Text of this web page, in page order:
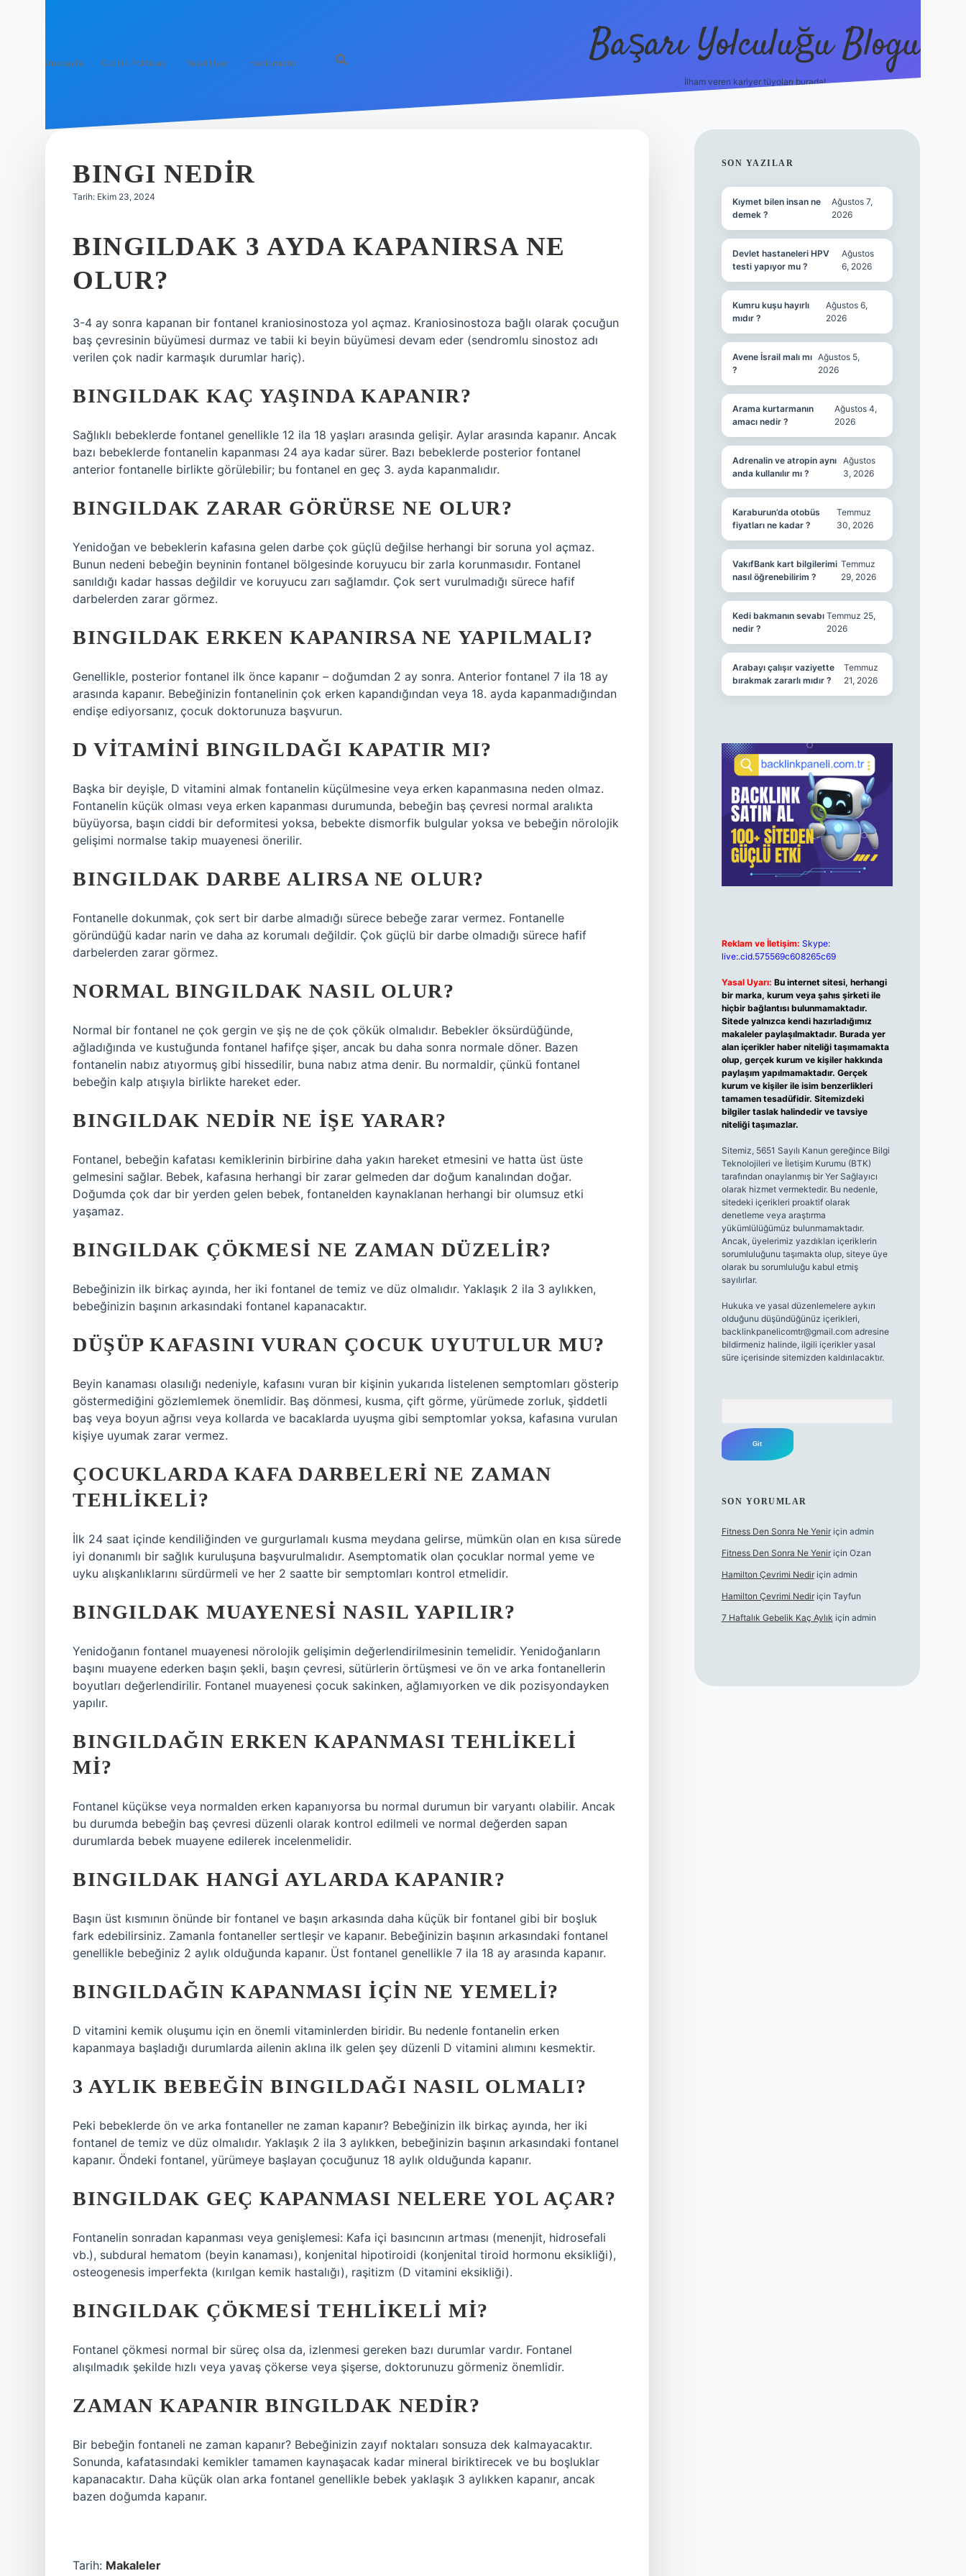
Anasayfa Gizlilik Politikası Yasal Uyarı Hakkımızda Başarı Yolculuğu Blogu
İlham veren kariyer tüyoları burada!
BINGI NEDIR
Tarih: Ekim 23, 2024
BINGILDAK 3 AYDA KAPANIRSA NE
OLUR?
3-4 ay sonra kapanan bir fontanel kraniosinostoza yol açmaz. Kraniosinostoza bağlı olarak çocuğun
baş çevresinin büyümesi durmaz ve tabii ki beyin büyümesi devam eder (sendromlu sinostoz adı
verilen çok nadir karmaşık durumlar hariç).
BINGILDAK KAÇ YAŞINDA KAPANIR?
Sağlıklı bebeklerde fontanel genellikle 12 ila 18 yaşları arasında gelişir. Aylar arasında kapanır. Ancak
bazı bebeklerde fontanelin kapanması 24 aya kadar sürer. Bazı bebeklerde posterior fontanel
anterior fontanelle birlikte görülebilir; bu fontanel en geç 3. ayda kapanmalıdır.
BINGILDAK ZARAR GÖRÜRSE NE OLUR?
Yenidoğan ve bebeklerin kafasına gelen darbe çok güçlü değilse herhangi bir soruna yol açmaz.
Bunun nedeni bebeğin beyninin fontanel bölgesinde koruyucu bir zarla korunmasıdır. Fontanel
sanıldığı kadar hassas değildir ve koruyucu zarı sağlamdır. Çok sert vurulmadığı sürece hafif
darbelerden zarar görmez.
BINGILDAK ERKEN KAPANIRSA NE YAPILMALI?
Genellikle, posterior fontanel ilk önce kapanır – doğumdan 2 ay sonra. Anterior fontanel 7 ila 18 ay
arasında kapanır. Bebeğinizin fontanelinin çok erken kapandığından veya 18. ayda kapanmadığından
endişe ediyorsanız, çocuk doktorunuza başvurun.
D VITAMINI BINGILDAĞI KAPATIR MI?
Başka bir deyişle, D vitamini almak fontanelin küçülmesine veya erken kapanmasına neden olmaz.
Fontanelin küçük olması veya erken kapanması durumunda, bebeğin baş çevresi normal aralıkta
büyüyorsa, başın ciddi bir deformitesi yoksa, bebekte dismorfik bulgular yoksa ve bebeğin nörolojik
gelişimi normalse takip muayenesi önerilir.
BINGILDAK DARBE ALIRSA NE OLUR?
Fontanelle dokunmak, çok sert bir darbe almadığı sürece bebeğe zarar vermez. Fontanelle
göründüğü kadar narin ve daha az korumalı değildir. Çok güçlü bir darbe olmadığı sürece hafif
darbelerden zarar görmez.
NORMAL BINGILDAK NASIL OLUR?
Normal bir fontanel ne çok gergin ve şiş ne de çok çökük olmalıdır. Bebekler öksürdüğünde,
ağladığında ve kustuğunda fontanel hafifçe şişer, ancak bu daha sonra normale döner. Bazen
fontanelin nabız atıyormuş gibi hissedilir, buna nabız atma denir. Bu normaldir, çünkü fontanel
bebeğin kalp atışıyla birlikte hareket eder.
BINGILDAK NEDIR NE IŞE YARAR?
Fontanel, bebeğin kafatası kemiklerinin birbirine daha yakın hareket etmesini ve hatta üst üste
gelmesini sağlar. Bebek, kafasına herhangi bir zarar gelmeden dar doğum kanalından doğar.
Doğumda çok dar bir yerden gelen bebek, fontanelden kaynaklanan herhangi bir olumsuz etki
yaşamaz.
BINGILDAK ÇÖKMESI NE ZAMAN DÜZELIR?
Bebeğinizin ilk birkaç ayında, her iki fontanel de temiz ve düz olmalıdır. Yaklaşık 2 ila 3 aylıkken,
bebeğinizin başının arkasındaki fontanel kapanacaktır.
DÜŞÜP KAFASINI VURAN ÇOCUK UYUTULUR MU?
Beyin kanaması olasılığı nedeniyle, kafasını vuran bir kişinin yukarıda listelenen semptomları gösterip
göstermediğini gözlemlemek önemlidir. Baş dönmesi, kusma, çift görme, yürümede zorluk, şiddetli
baş veya boyun ağrısı veya kollarda ve bacaklarda uyuşma gibi semptomlar yoksa, kafasına vurulan
kişiye uyumak zarar vermez.
ÇOCUKLARDA KAFA DARBELERI NE ZAMAN
TEHLIKELI?
İlk 24 saat içinde kendiliğinden ve gurgurlamalı kusma meydana gelirse, mümkün olan en kısa sürede
iyi donanımlı bir sağlık kuruluşuna başvurulmalıdır. Asemptomatik olan çocuklar normal yeme ve
uyku alışkanlıklarını sürdürmeli ve her 2 saatte bir semptomları kontrol etmelidir.
BINGILDAK MUAYENESI NASIL YAPILIR?
Yenidoğanın fontanel muayenesi nörolojik gelişimin değerlendirilmesinin temelidir. Yenidoğanların
başını muayene ederken başın şekli, başın çevresi, sütürlerin örtüşmesi ve ön ve arka fontanellerin
boyutları değerlendirilir. Fontanel muayenesi çocuk sakinken, ağlamıyorken ve dik pozisyondayken
yapılır.
BINGILDAĞIN ERKEN KAPANMASI TEHLIKELI
MI?
Fontanel küçükse veya normalden erken kapanıyorsa bu normal durumun bir varyantı olabilir. Ancak
bu durumda bebeğin baş çevresi düzenli olarak kontrol edilmeli ve normal değerden sapan
durumlarda bebek muayene edilerek incelenmelidir.
BINGILDAK HANGI AYLARDA KAPANIR?
Başın üst kısmının önünde bir fontanel ve başın arkasında daha küçük bir fontanel gibi bir boşluk
fark edebilirsiniz. Zamanla fontaneller sertleşir ve kapanır. Bebeğinizin başının arkasındaki fontanel
genellikle bebeğiniz 2 aylık olduğunda kapanır. Üst fontanel genellikle 7 ila 18 ay arasında kapanır.
BINGILDAĞIN KAPANMASI IÇIN NE YEMELI?
D vitamini kemik oluşumu için en önemli vitaminlerden biridir. Bu nedenle fontanelin erken
kapanmaya başladığı durumlarda ailenin aklına ilk gelen şey düzenli D vitamini alımını kesmektir.
3 AYLIK BEBEĞIN BINGILDAĞI NASIL OLMALI?
Peki bebeklerde ön ve arka fontaneller ne zaman kapanır? Bebeğinizin ilk birkaç ayında, her iki
fontanel de temiz ve düz olmalıdır. Yaklaşık 2 ila 3 aylıkken, bebeğinizin başının arkasındaki fontanel
kapanır. Öndeki fontanel, yürümeye başlayan çocuğunuz 18 aylık olduğunda kapanır.
BINGILDAK GEÇ KAPANMASI NELERE YOL AÇAR?
Fontanelin sonradan kapanması veya genişlemesi: Kafa içi basıncının artması (menenjit, hidrosefali
vb.), subdural hematom (beyin kanaması), konjenital hipotiroidi (konjenital tiroid hormonu eksikliği),
osteogenesis imperfekta (kırılgan kemik hastalığı), raşitizm (D vitamini eksikliği).
BINGILDAK ÇÖKMESI TEHLIKELI MI?
Fontanel çökmesi normal bir süreç olsa da, izlenmesi gereken bazı durumlar vardır. Fontanel
alışılmadık şekilde hızlı veya yavaş çökerse veya şişerse, doktorunuzu görmeniz önemlidir.
ZAMAN KAPANIR BINGILDAK NEDIR?
Bir bebeğin fontaneli ne zaman kapanır? Bebeğinizin zayıf noktaları sonsuza dek kalmayacaktır.
Sonunda, kafatasındaki kemikler tamamen kaynaşacak kadar mineral biriktirecek ve bu boşluklar
kapanacaktır. Daha küçük olan arka fontanel genellikle bebek yaklaşık 3 aylıkken kapanır, ancak
bazen doğumda kapanır.
Tarih: Makaleler
SIDEBAR
SON YAZILAR
Kıymet bilen insan ne
demek ?
Ağustos 7,
2026
Devlet hastaneleri HPV
testi yapıyor mu ?
Ağustos
6, 2026
Kumru kuşu hayırlı
mıdır ?
Ağustos 6,
2026
Avene İsrail malı mı
?
Ağustos 5,
2026
Arama kurtarmanın
amacı nedir ?
Ağustos 4,
2026
Adrenalin ve atropin aynı
anda kullanılır mı ?
Ağustos
3, 2026
Karaburun’da otobüs
fiyatları ne kadar ?
Temmuz
30, 2026
VakıfBank kart bilgilerimi
nasıl öğrenebilirim ?
Temmuz
29, 2026
Kedi bakmanın sevabı
nedir ?
Temmuz 25,
2026
Arabayı çalışır vaziyette
bırakmak zararlı mıdır ?
Temmuz
21, 2026
Reklam ve İletişim: Skype:
live:.cid.575569c608265c69
Yasal Uyarı: Bu internet sitesi, herhangi
bir marka, kurum veya şahıs şirketi ile
hiçbir bağlantısı bulunmamaktadır.
Sitede yalnızca kendi hazırladığımız
makaleler paylaşılmaktadır. Burada yer
alan içerikler haber niteliği taşımamakta
olup, gerçek kurum ve kişiler hakkında
paylaşım yapılmamaktadır. Gerçek
kurum ve kişiler ile isim benzerlikleri
tamamen tesadüfidir. Sitemizdeki
bilgiler taslak halindedir ve tavsiye
niteliği taşımazlar.
Sitemiz, 5651 Sayılı Kanun gereğince Bilgi
Teknolojileri ve İletişim Kurumu (BTK)
tarafından onaylanmış bir Yer Sağlayıcı
olarak hizmet vermektedir. Bu nedenle,
sitedeki içerikleri proaktif olarak
denetleme veya araştırma
yükümlülüğümüz bulunmamaktadır.
Ancak, üyelerimiz yazdıkları içeriklerin
sorumluluğunu taşımakta olup, siteye üye
olarak bu sorumluluğu kabul etmiş
sayılırlar.
Hukuka ve yasal düzenlemelere aykırı
olduğunu düşündüğünüz içerikleri,
backlinkpanelicomtr@gmail.comadresine
bildirmeniz halinde, ilgili içerikler yasal
süre içerisinde sitemizden kaldırılacaktır.
SON YORUMLAR
Fitness Den Sonra Ne Yeniriçin admin
Fitness Den Sonra Ne Yeniriçin Ozan
Hamilton Çevrimi Nediriçin admin
Hamilton Çevrimi Nediriçin Tayfun
7 Haftalık Gebelik Kaç Aylık için admin
https://